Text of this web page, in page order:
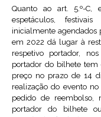
Quanto ao art. 5.º-C,
espetáculos,
inicialmente agendados
em 2022 dá lugar à
respetivo portador,
portador do bilhete tem
preço no prazo de 14
realização do evento
pedido de reembolso,
portador do bilhete